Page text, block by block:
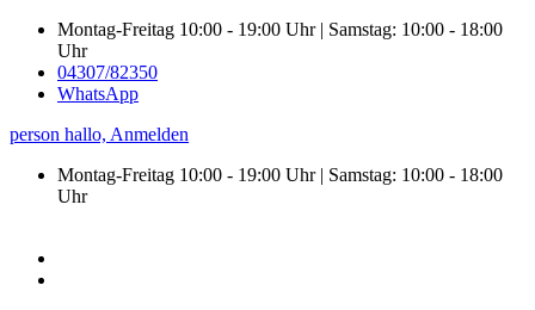
Montag-Freitag 10:00 - 19:00 Uhr | Samstag: 10:00 - 18:00
Uhr
04307/82350
WhatsApp
person hallo, Anmelden
Montag-Freitag 10:00 - 19:00 Uhr | Samstag: 10:00 - 18:00
Uhr